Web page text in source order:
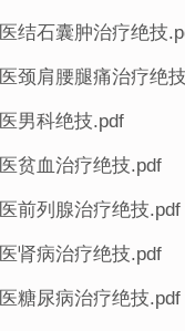
结石囊肿治疗绝技
颈肩腰腿痛治疗绝
男科绝技.pdf
贫血治疗绝技.pdf
前列腺治疗绝技.pdf
肾病治疗绝技.pdf
糖尿病治疗绝技.pdf